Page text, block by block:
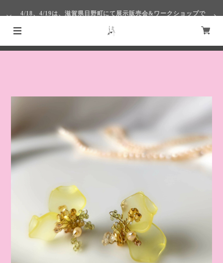
4/18、4/19は、滋賀県日野町にて展示販売会&ワークショップで